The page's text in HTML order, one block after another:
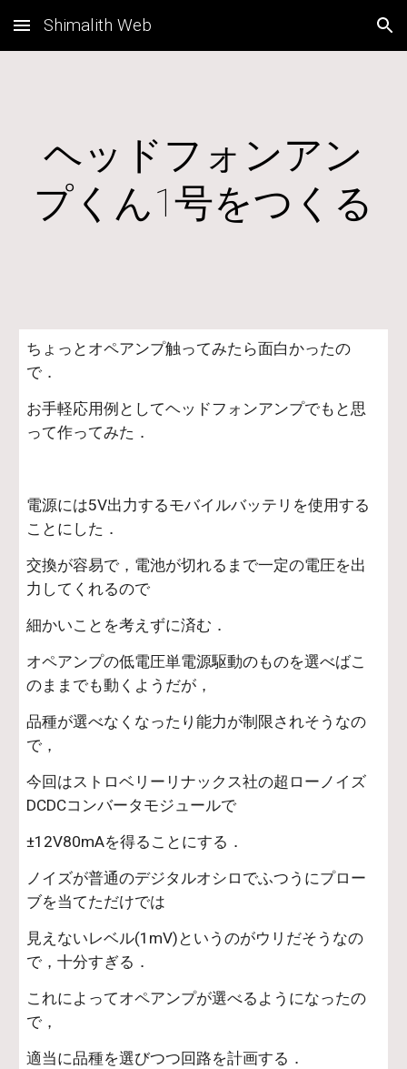
Skip to main content Skip to navigation
Shimalith Web
ヘッドフォンアン
プくん1号をつくる
ちょっとオペアンプ触ってみたら面白かったの
で．
お手軽応用例としてヘッドフォンアンプでもと思
って作ってみた．
電源には5V出力するモバイルバッテリを使用する
ことにした．
交換が容易で，電池が切れるまで一定の電圧を出
力してくれるので
細かいことを考えずに済む．
オペアンプの低電圧単電源駆動のものを選べばこ
のままでも動くようだが，
品種が選べなくなったり能力が制限されそうなの
で，
今回はストロベリーリナックス社の超ローノイズ
DCDCコンバータモジュールで
±12V80mAを得ることにする．
ノイズが普通のデジタルオシロでふつうにプロー
ブを当てただけでは
見えないレベル(1mV)というのがウリだそうなの
で，十分すぎる．
これによってオペアンプが選べるようになったの
で，
適当に品種を選びつつ回路を計画する．